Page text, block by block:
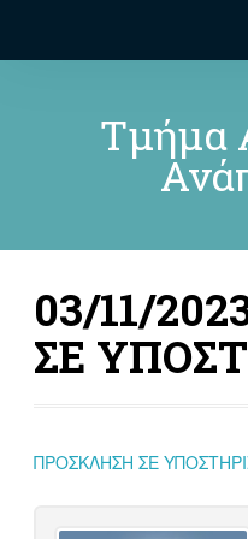
Τμήμα
03/11/
ΣΕ
ΠΡΟΣΚΛΗΣΗ ΣΕ